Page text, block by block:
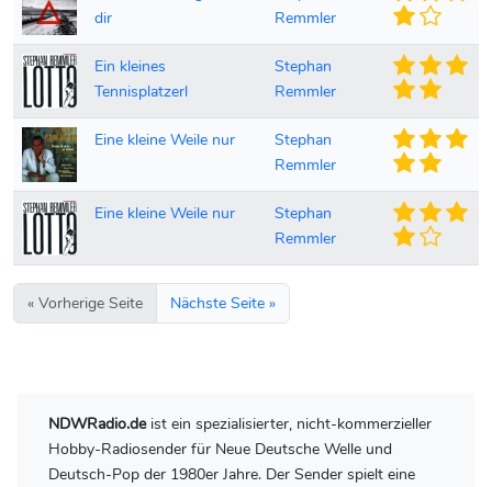
dir
Remmler
Ein kleines
Tennisplatzerl
Stephan
Remmler
Eine kleine Weile nur
Stephan
Remmler
Eine kleine Weile nur
Stephan
Remmler
« Vorherige Seite Nächste Seite »
NDWRadio.deist ein spezialisierter, nicht-kommerzieller
Hobby-Radiosender für Neue Deutsche Welle und
Deutsch-Pop der 1980er Jahre. Der Sender spielt eine